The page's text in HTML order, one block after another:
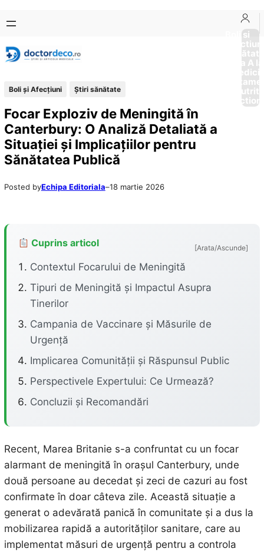
conținut
content
Boli si
Afectiuni
Sănătate
de la A
Boli și Afecțiuni Ştiri sănătate
Focar Exploziv de Meningită în
Canterbury: O Analiză Detaliată a
Situației și Implicațiilor pentru
Sănătatea Publică
Posted byEchipa Editoriala–18 martie 2026
Cuprins articol [Arata/Ascunde]
Contextul Focarului de Meningită
Tipuri de Meningită și Impactul Asupra
Tinerilor
Campania de Vaccinare și Măsurile de
Urgență
Implicarea Comunității și Răspunsul Public
Perspectivele Expertului: Ce Urmează?
Concluzii și Recomandări
Recent, Marea Britanie s-a confruntat cu un focar
alarmant de meningită în orașul Canterbury, unde
două persoane au decedat și zeci de cazuri au fost
confirmate în doar câteva zile. Această situație a
generat o adevărată panică în comunitate și a dus la
mobilizarea rapidă a autorităților sanitare, care au
implementat măsuri de urgență pentru a controla